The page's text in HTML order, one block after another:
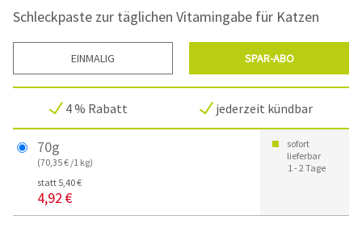
Schleckpaste zur täglichen Vitamingabe für Katzen
EINMALIG SPAR-ABO
4 % Rabatt jederzeit kündbar
70g
(70,35 € /1 kg)
statt 5,40 €
4,92 €
sofort
lieferbar
1 - 2 Tage